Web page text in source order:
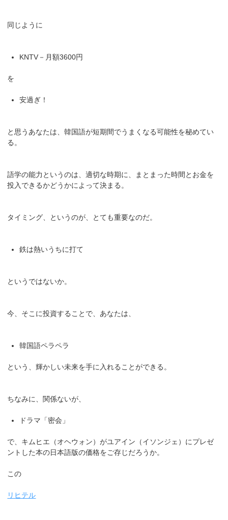
同じように
KNTV－月額3600円
を
安過ぎ！
と思うあなたは、韓国語が短期間でうまくなる可能性を秘めてい
る。
語学の能力というのは、適切な時期に、まとまった時間とお金を
投入できるかどうかによって決まる。
タイミング、というのが、とても重要なのだ。
鉄は熱いうちに打て
というではないか。
今、そこに投資することで、あなたは、
韓国語ペラペラ
という、輝かしい未来を手に入れることができる。
ちなみに、関係ないが、
ドラマ「密会」
で、キムヒエ（オヘウォン）がユアイン（イソンジェ）にプレゼ
ントした本の日本語版の価格をご存じだろうか。
この
リヒテル